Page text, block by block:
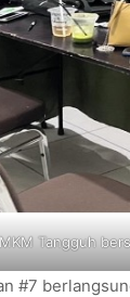
Tangguh
#7